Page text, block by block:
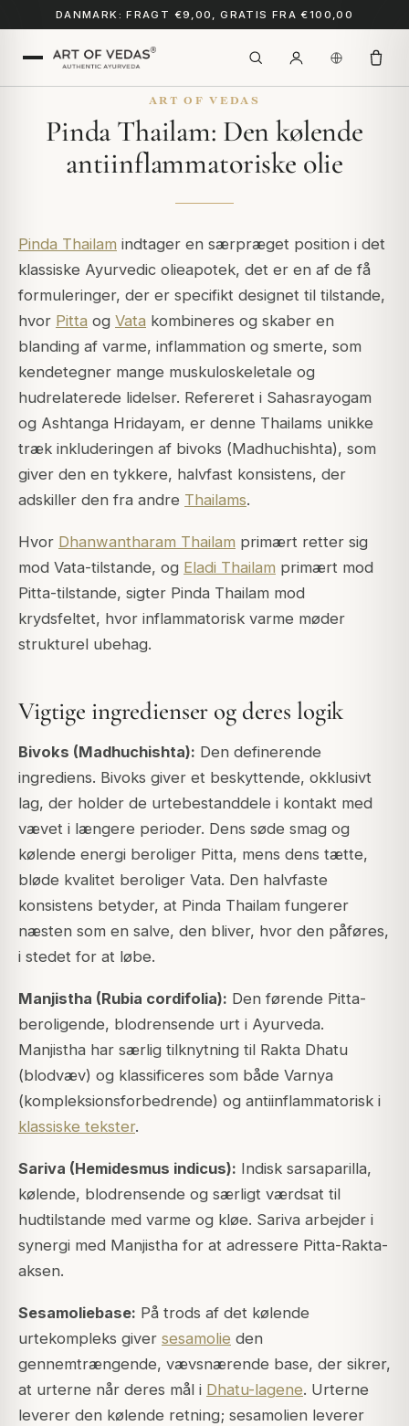
DANMARK: FRAGT €9,00, GRATIS FRA €100,00
ART OF VEDAS
Pinda Thailam: Den kølende
antiinflammatoriske olie
Pinda Thailam indtager en særpræget position i det
klassiske Ayurvedic olieapotek, det er en af de få
formuleringer, der er specifikt designet til tilstande,
hvor Pitta og Vata kombineres og skaber en
blanding af varme, inflammation og smerte, som
kendetegner mange muskuloskeletale og
hudrelaterede lidelser. Refereret i Sahasrayogam
og Ashtanga Hridayam, er denne Thailams unikke
træk inkluderingen af bivoks (Madhuchishta), som
giver den en tykkere, halvfast konsistens, der
adskiller den fra andre Thailams.
Hvor Dhanwantharam Thailam primært retter sig
mod Vata-tilstande, og Eladi Thailam primært mod
Pitta-tilstande, sigter Pinda Thailam mod
krydsfeltet, hvor inflammatorisk varme møder
strukturel ubehag.
Vigtige ingredienser og deres logik
Bivoks (Madhuchishta): Den definerende
ingrediens. Bivoks giver et beskyttende, okklusivt
lag, der holder de urtebestanddele i kontakt med
vævet i længere perioder. Dens søde smag og
kølende energi beroliger Pitta, mens dens tætte,
bløde kvalitet beroliger Vata. Den halvfaste
konsistens betyder, at Pinda Thailam fungerer
næsten som en salve, den bliver, hvor den påføres,
i stedet for at løbe.
Manjistha (Rubia cordifolia): Den førende Pitta-
beroligende, blodrensende urt i Ayurveda.
Manjistha har særlig tilknytning til Rakta Dhatu
(blodvæv) og klassificeres som både Varnya
(kompleksionsforbedrende) og antiinflammatorisk i
klassiske tekster.
Sariva (Hemidesmus indicus): Indisk sarsaparilla,
kølende, blodrensende og særligt værdsat til
hudtilstande med varme og kløe. Sariva arbejder i
synergi med Manjistha for at adressere Pitta-Rakta-
aksen.
Sesamoliebase: På trods af det kølende
urtekompleks giver sesamolie den
gennemtrængende, vævsnærende base, der sikrer,
at urterne når deres mål i Dhatu-lagene. Urterne
leverer den kølende retning; sesamolien leverer